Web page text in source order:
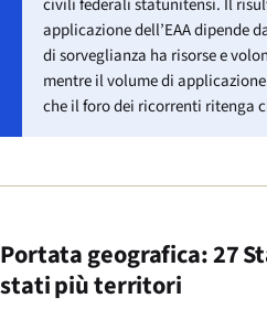
civili federali statunitensi. Il
applicazione dell’EAA dipende
di sorveglianza ha risorse e
mentre il volume di
che il foro dei ricorrenti ritenga
Portata geografica: 27
stati più territori